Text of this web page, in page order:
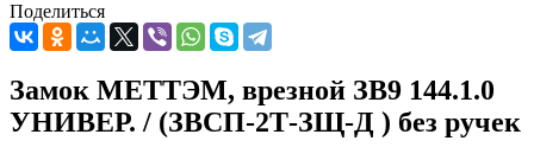
Поделиться
Замок МЕТТЭМ, врезной ЗВ9 144.1.0
УНИВЕР. / (ЗВСП-2Т-ЗЩ-Д ) без ручек